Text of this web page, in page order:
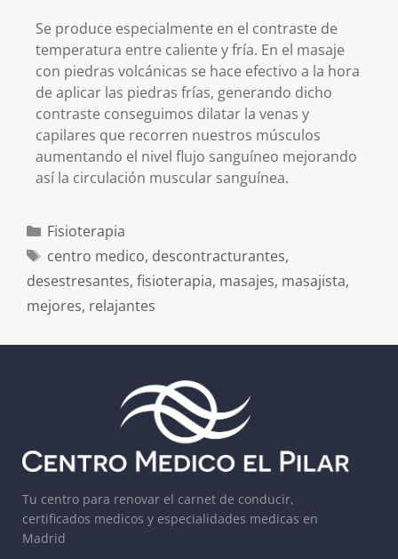
Se produce especialmente en el contraste de
temperatura entre caliente y fría. En el masaje
con piedras volcánicas se hace efectivo a la hora
de aplicar las piedras frías, generando dicho
contraste conseguimos dilatar la venas y
capilares que recorren nuestros músculos
aumentando el nivel flujo sanguíneo mejorando
así la circulación muscular sanguínea.
Fisioterapia
centro medico, descontracturantes,
desestresantes, fisioterapia, masajes, masajista,
mejores, relajantes
Tu centro para renovar el carnet de conducir,
certificados medicos y especialidades medicas en
Madrid